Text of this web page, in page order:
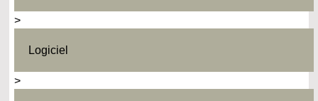
>
Logiciel
>